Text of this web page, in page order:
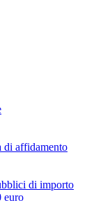
di affidamento
di importo
euro